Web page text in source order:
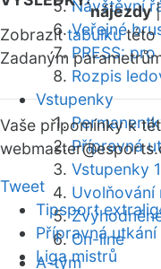
Návštěvní
Veřejné
PRESS:
Rozpis
Vstupenky
Přípravná
Vstupenky
Uvolňování
On-line
A-tým
nájezdy
Zobrazittabulkutéto
Zadaným
Vaše připomínky k
webmaster
Tweet
Tipsport
Přípravná utkání
Liga mistrů